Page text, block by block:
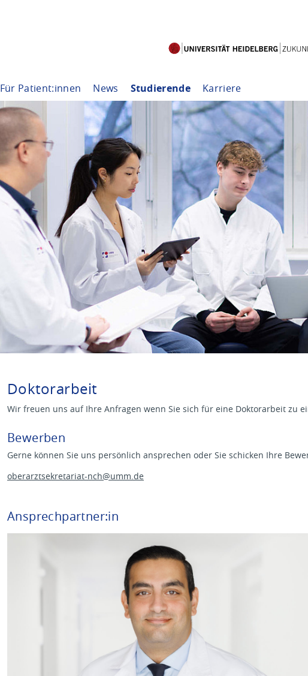
Für Patient:innen News Studierende Karriere
Doktorarbeit
Wir freuen uns auf Ihre Anfragen wenn Sie sich für eine Doktorarbeit zu
Bewerben
Gerne können Sie uns persönlich ansprechen oder Sie schicken Ihre
oberarztsekretariat-nch@umm.de
Ansprechpartner:in